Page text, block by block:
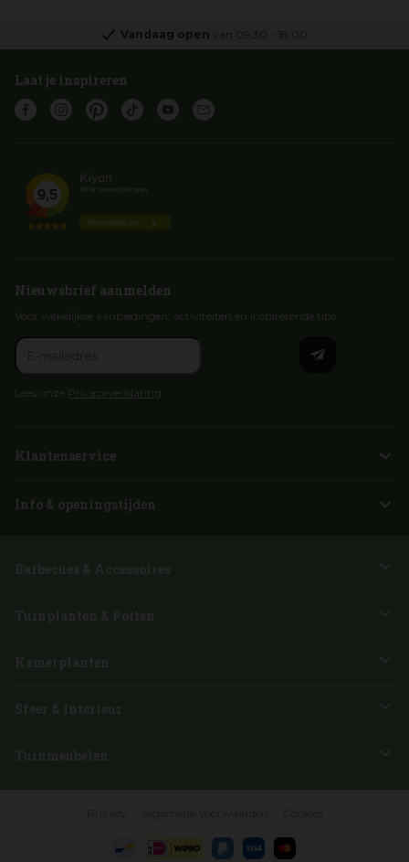
Vandaag open van 09:30 18:00
Laat je inspireren
Nieuwsbrief aanmelden
Voor wekelijkse aanbiedingen, activiteiten en inspirerende tips
Lees onze Privacyverklaring
Klantenservice
Info & openingstijden